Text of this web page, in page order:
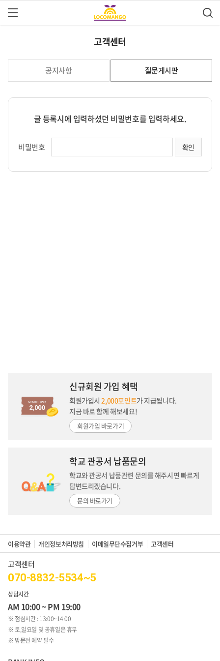
고객센터
공지사항 질문게시판
글 등록시에 입력하셨던 비밀번호를 입력하세요.
비밀번호
신규회원 가입 혜택
회원가입시2,000포인트가 지급됩니다.
지금 바로 함께 해보세요!
회원가입 바로가기
학교 관공서 납품문의
학교와 관공서 납품관련 문의를 해주시면 빠르게
답변드리겠습니다.
문의 바로가기
이용약관 개인정보처리방침 이메일무단수집거부 고객센터
고객센터
070-8832-5534~5
상담시간
AM 10:00 ~ PM 19:00
※ 점심시간 : 13:00~14:00
※ 토,일요일 및 공휴일은 휴무
※ 방문전 예약 필수